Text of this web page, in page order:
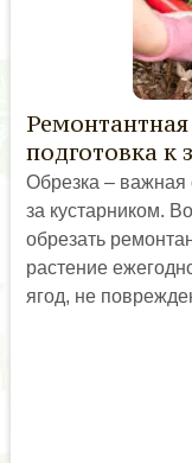
подготовка к
Обрезка – важная
за кустарником.
обрезать
растение
ягод, не